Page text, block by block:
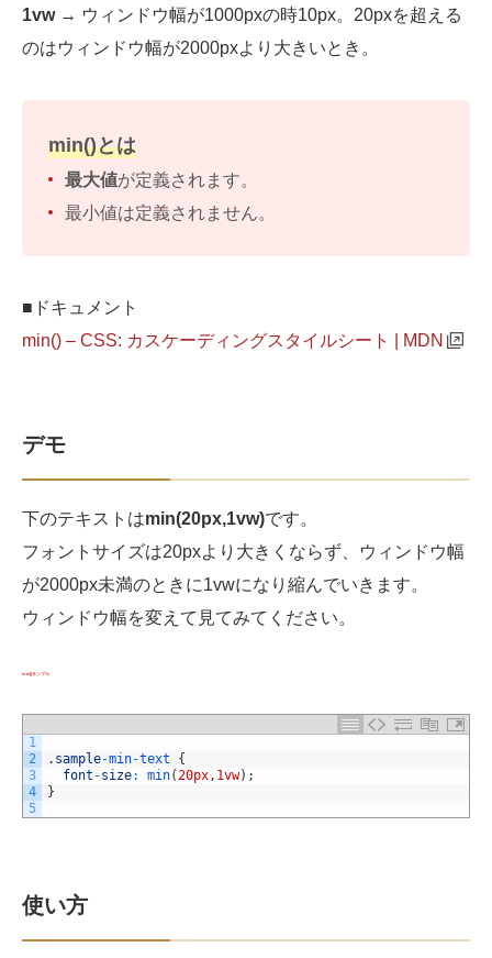
1vw→ ウィンドウ幅が1000pxの時10px。20pxを超える
のはウィンドウ幅が2000pxより大きいとき。
min()とは
最大値が定義されます。
最小値は定義されません。
■ドキュメント
min() – CSS: カスケーディングスタイルシート | MDN
デモ
下のテキストはmin(20px,1vw)です。
フォントサイズは20pxより大きくならず、ウィンドウ幅
が2000px未満のときに1vwになり縮んでいきます。
ウィンドウ幅を変えて見てみてください。
min()サンプル
1
2
3
4
5
. sample-min-text
{
font -size: min(20px, 1vw) ;
}
使い方